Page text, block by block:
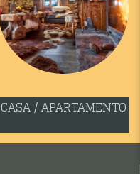
CASA / APARTAMENTO